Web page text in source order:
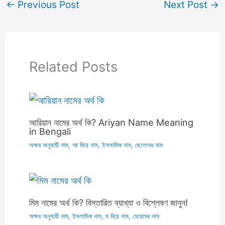
← Previous Post Next Post →
Related Posts
আরিয়ান নামের অর্থ কি? Ariyan Name Meaning
in Bengali
অক্ষর অনুযায়ী নাম,আ দিয়ে নাম,ইসলামিক নাম,ছেলেদের নাম
মিম নামের অর্থ কি? বিস্তারিত ব্যাখ্যা ও বিশ্লেষণ জানুন!
অক্ষর অনুযায়ী নাম,ইসলামিক নাম,ম দিয়ে নাম,মেয়েদের নাম